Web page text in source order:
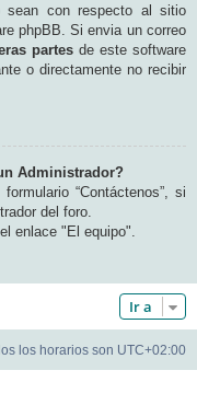
sean con respecto al sitio
phpBB. Si envia un correo
partes de este software
o directamente no recibir
Administrador?
“Contáctenos”, si
del foro.
enlace "El equipo".
Ir a
los horarios son UTC+02:00